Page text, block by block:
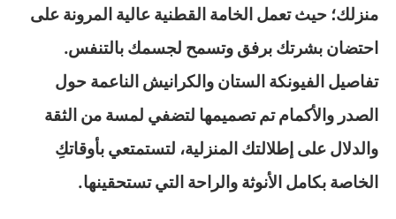
منزلك؛ حيث تعمل الخامة القطنية عالية المرونة على
احتضان بشرتك برفق وتسمح لجسمك بالتنفس.
تفاصيل الفيونكة الستان والكرانيش الناعمة حول
الصدر والأكمام تم تصميمها لتضفي لمسة من الثقة
والدلال على إطلالتك المنزلية، لتستمتعي بأوقاتكِ
الخاصة بكامل الأنوثة والراحة التي تستحقينها.